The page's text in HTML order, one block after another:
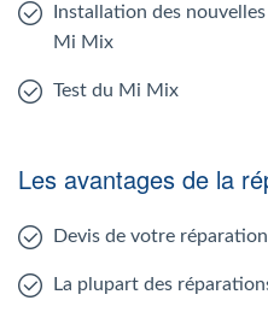
Installation des
Mi Mix
Test du Mi Mix
Les avantages de la
Devis de votre
La plupart des